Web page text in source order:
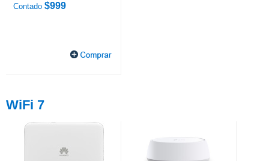
Contado $999
WiFi 7